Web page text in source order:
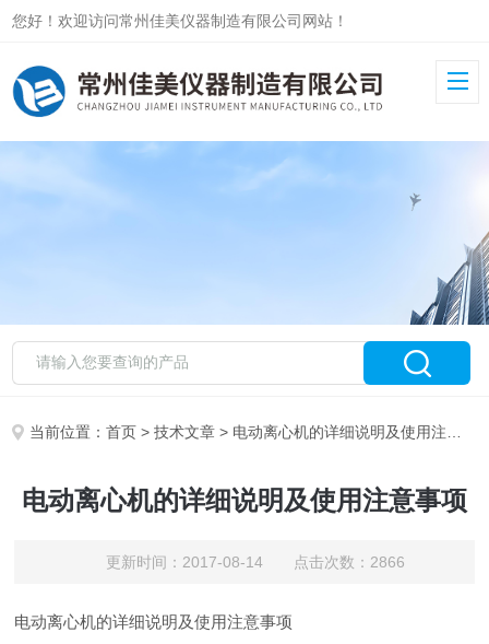
您好！欢迎访问常州佳美仪器制造有限公司网站！
当前位置：首页 >技术文章 > 电动离心机的详细说明及使用注意事项
电动离心机的详细说明及使用注意事项
更新时间：2017-08-14 点击次数：2866
电动离心机的详细说明及使用注意事项